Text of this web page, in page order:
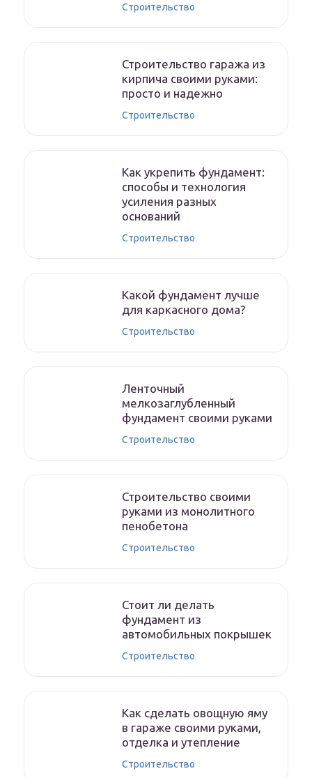
Строительство
Строительство гаража из
кирпича своими руками:
просто и надежно
Строительство
Как укрепить фундамент:
способы и технология
усиления разных
оснований
Строительство
Какой фундамент лучше
для каркасного дома?
Строительство
Ленточный
мелкозаглубленный
фундамент своими руками
Строительство
Строительство своими
руками из монолитного
пенобетона
Строительство
Стоит ли делать
фундамент из
автомобильных покрышек
Строительство
Как сделать овощную яму
в гараже своими руками,
отделка и утепление
Строительство